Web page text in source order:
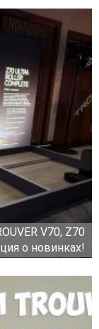
V70, Z70
о новинках!